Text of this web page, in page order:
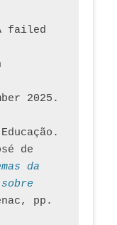
failed
2025.
de
da
pp.